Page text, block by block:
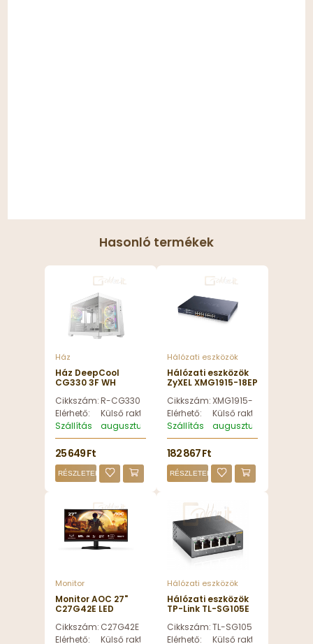
Hasonló termékek
Ház
Ház DeepCool
CG330 3F WH
White - R-CG330-
WHNGM3-G
Cikkszám:R-CG330-WHNGM3-G
Elérhető:
Külső raktáron
Szállítás
augusztus 12, szerda
25 649 Ft
RÉSZLETEK
Hálózati eszközök
Hálózati eszközök
ZyXEL XMG1915-18EP
2,5G Ethernet PoE
Switch Grey -
XMG1915-18EP-
EU0101F
Cikkszám:XMG1915-18EP-EU0101F
Elérhető:
Külső raktáron
Szállítás
augusztus 12, szerda
182 867 Ft
RÉSZLETEK
Monitor
Monitor AOC 27"
C27G42E LED
Cikkszám: C27G42E
Elérhető:
Külső raktáron
Hálózati eszközök
Hálózati eszközök
TP-Link TL-SG105E
Smart Switch - TL-
SG105E
Cikkszám:TL-SG105E
Elérhető:
Külső raktáron